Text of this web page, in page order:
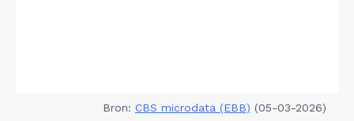
Bron: CBS microdata (EBB) (05-03-2026)